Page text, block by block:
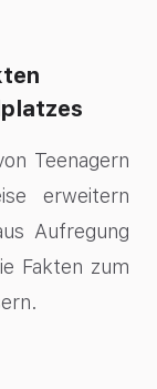
Teenagern
erweitern
Aufregung
Fakten zum